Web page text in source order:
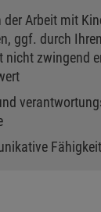
der Arbeit mit
ggf. durch
nicht zwingend